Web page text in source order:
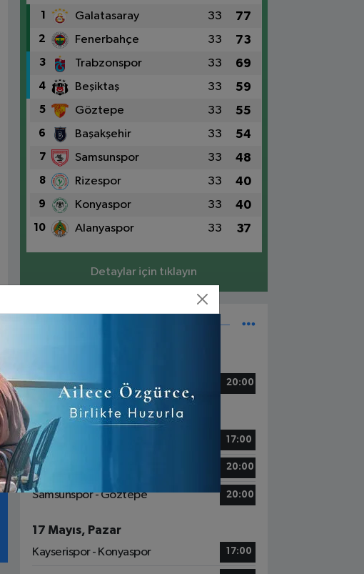
1 Galatasaray 33 77
2 Fenerbahçe 33 73
3 Trabzonspor 33 69
4 Beşiktaş 33 59
5 Göztepe 33 55
6 Başakşehir 33 54
7 Samsunspor 33 48
8 Rizespor 33 40
9 Konyaspor 33 40
10 Alanyaspor 33 37
Detaylar için tıklayın
Rizespor - Beşiktaş
20:00
16 Mayıs, Cumartesi
Fatih Karagümrük - Alanyaspor
17:00
Gaziantep FK - Başakşehir 20:00
Samsunspor - Göztepe 20:00
17 Mayıs, Pazar
Kayserispor - Konyaspor
17:00